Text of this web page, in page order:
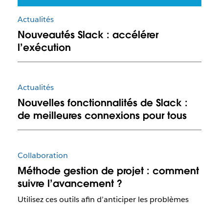
Actualités
Nouveautés Slack : accélérer
l’exécution
Actualités
Nouvelles fonctionnalités de Slack :
de meilleures connexions pour tous
Collaboration
Méthode gestion de projet : comment
suivre l’avancement ?
Utilisez ces outils afin d’anticiper les problèmes